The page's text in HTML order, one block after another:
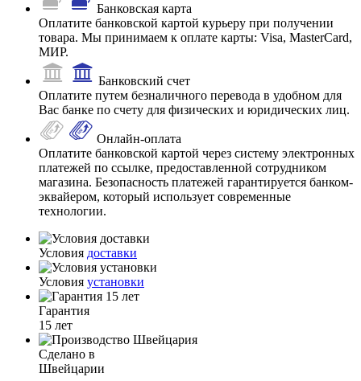
Банковская карта
Оплатите банковской картой курьеру при получении
товара. Мы принимаем к оплате карты: Visa, MasterCard,
МИР.
Банковский счет
Оплатите путем безналичного перевода в удобном для
Вас банке по счету для физических и юридических лиц.
Онлайн-оплата
Оплатите банковской картой через систему электронных
платежей по ссылке, предоставленной сотрудником
магазина. Безопасность платежей гарантируется банком-
эквайером, который использует современные
технологии.
Условия доставки
Условия установки
Гарантия
15 лет
Сделано в
Швейцарии